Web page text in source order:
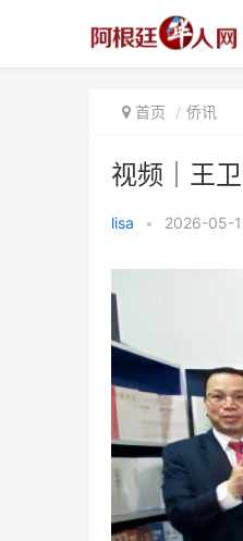
首页 侨讯
视频｜王
lisa • 2026-05-
根廷长城书店揭幕仪式